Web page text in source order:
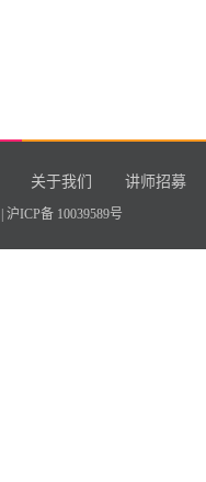
关于我们 讲师招募
沪ICP备 10039589号